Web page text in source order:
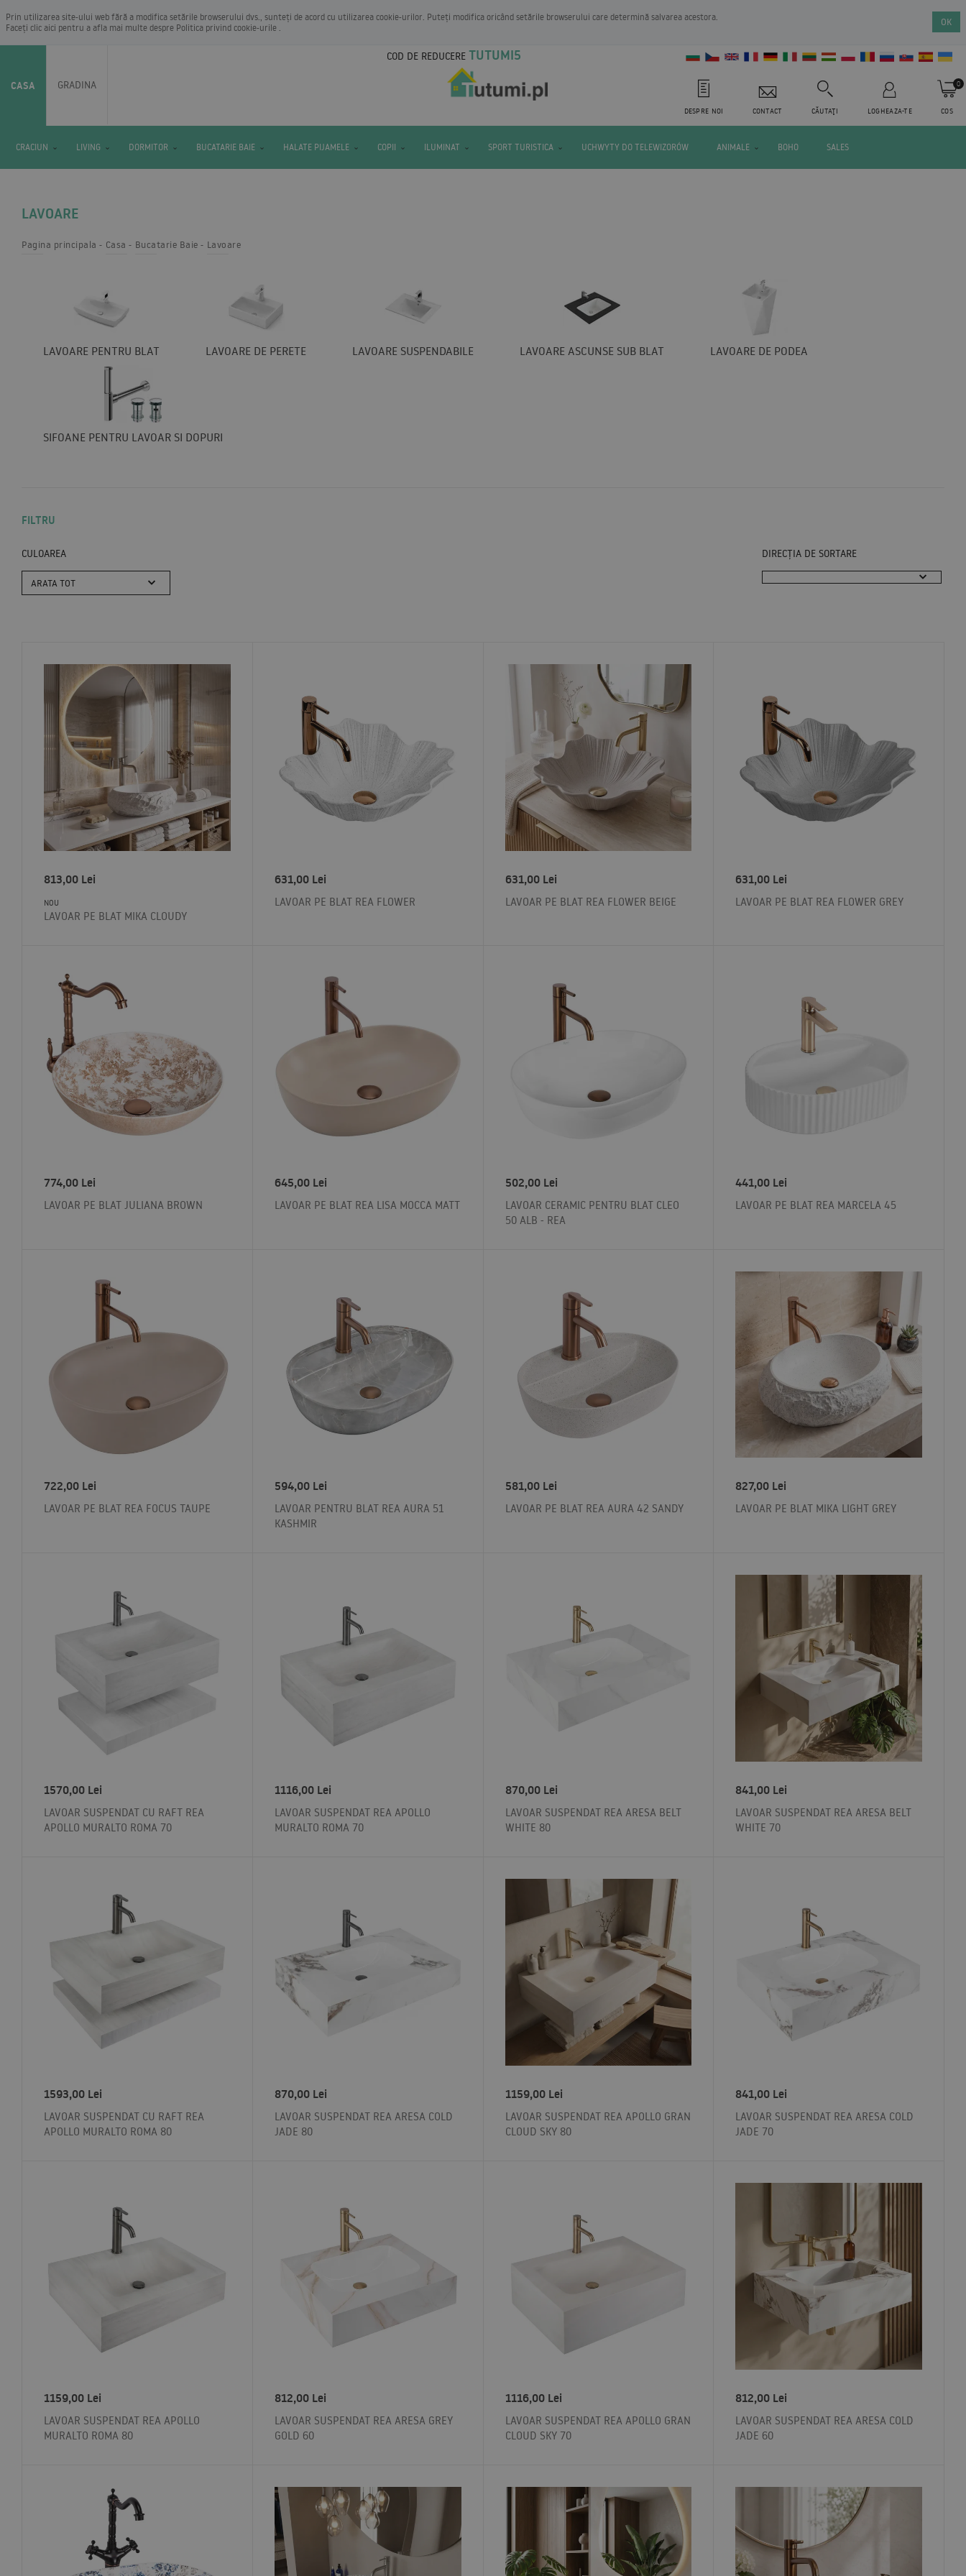
Prin utilizarea site-ului web fără a modifica setările browserului dvs., sunteți de acord cu utilizarea cookie-urilor. Puteți modifica oricând setările browserului care determină salvarea acestora.
Faceți clic aici pentru a afla mai multe despre Politica privind cookie-urile .
OK
CASA GRADINA
COD DE REDUCERE TUTUMI5
DESPRE NOI CONTACT CĂUTAŢI LOGHEAZA-TE COS
0
CRACIUN LIVING DORMITOR BUCATARIE BAIE HALATE PIJAMELE COPII ILUMINAT SPORT TURISTICA UCHWYTY DO TELEWIZORÓW ANIMALE BOHO SALES
LAVOARE
Pagina principala Casa Bucatarie Baie Lavoare
LAVOARE PENTRU BLAT LAVOARE DE PERETE LAVOARE SUSPENDABILE LAVOARE ASCUNSE SUB BLAT LAVOARE DE PODEA
SIFOANE PENTRU LAVOAR SI DOPURI
FILTRU
CULOAREA
ARATA TOT
DIRECȚIA DE SORTARE
813,00 Lei
NOU
LAVOAR PE BLAT MIKA CLOUDY
631,00 Lei
LAVOAR PE BLAT REA FLOWER
631,00 Lei
LAVOAR PE BLAT REA FLOWER BEIGE
631,00 Lei
LAVOAR PE BLAT REA FLOWER GREY
774,00 Lei
LAVOAR PE BLAT JULIANA BROWN
645,00 Lei
LAVOAR PE BLAT REA LISA MOCCA MATT
502,00 Lei
LAVOAR CERAMIC PENTRU BLAT CLEO
50 ALB - REA
441,00 Lei
LAVOAR PE BLAT REA MARCELA 45
722,00 Lei
LAVOAR PE BLAT REA FOCUS TAUPE
594,00 Lei
LAVOAR PENTRU BLAT REA AURA 51
KASHMIR
581,00 Lei
LAVOAR PE BLAT REA AURA 42 SANDY
827,00 Lei
LAVOAR PE BLAT MIKA LIGHT GREY
1570,00 Lei
LAVOAR SUSPENDAT CU RAFT REA
APOLLO MURALTO ROMA 70
1116,00 Lei
LAVOAR SUSPENDAT REA APOLLO
MURALTO ROMA 70
870,00 Lei
LAVOAR SUSPENDAT REA ARESA BELT
WHITE 80
841,00 Lei
LAVOAR SUSPENDAT REA ARESA BELT
WHITE 70
1593,00 Lei
LAVOAR SUSPENDAT CU RAFT REA
APOLLO MURALTO ROMA 80
870,00 Lei
LAVOAR SUSPENDAT REA ARESA COLD
JADE 80
1159,00 Lei
LAVOAR SUSPENDAT REA APOLLO GRAN
CLOUD SKY 80
841,00 Lei
LAVOAR SUSPENDAT REA ARESA COLD
JADE 70
1159,00 Lei
LAVOAR SUSPENDAT REA APOLLO
MURALTO ROMA 80
812,00 Lei
LAVOAR SUSPENDAT REA ARESA GREY
GOLD 60
1116,00 Lei
LAVOAR SUSPENDAT REA APOLLO GRAN
CLOUD SKY 70
812,00 Lei
LAVOAR SUSPENDAT REA ARESA COLD
JADE 60